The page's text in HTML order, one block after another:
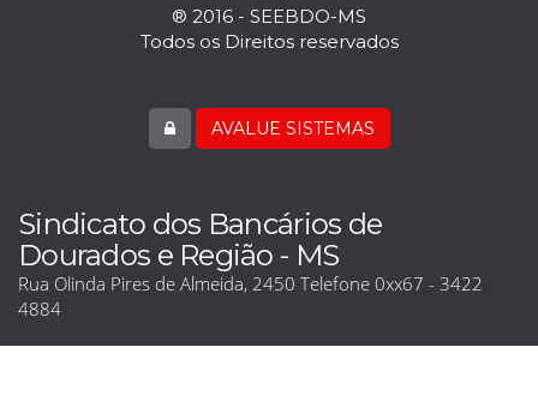
® 2016 - SEEBDO-MS
Todos os Direitos reservados
AVALUE SISTEMAS
Sindicato dos Bancários de
Dourados e Região - MS
Rua Olinda Pires de Almeida, 2450 Telefone 0xx67 - 3422
4884